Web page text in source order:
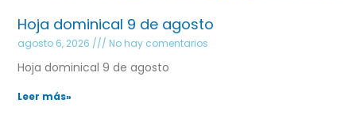
Hoja dominical 9 de agosto
agosto 6, 2026 No hay comentarios
Hoja dominical 9 de agosto
Leer más»